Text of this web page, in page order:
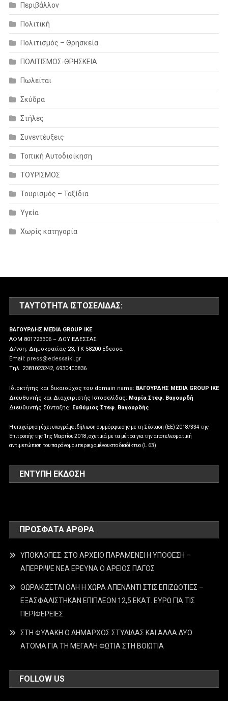
Περιβάλλον
Πολιτική
Πολιτισμός – Θρησκεία
ΠΟΛΙΤΙΣΜΟΣ-ΘΡΗΣΚΕΙΑ
Πωλείται
Σκύδρα
Στήλες
Συνεντέυξεις
Τοπική Αυτοδιοίκηση
ΤΟΥΡΙΣΜΟΣ
Τουρισμός – Ταξίδια
Υγεία
Χωρίς κατηγορία
ΤΑΥΤΌΤΗΤΑ ΙΣΤΟΣΕΛΊΔΑΣ:
ΒΑΓΟΥΡΔΗΣ MEDIA GROUP IKE
ΑΦΜ 801723306 – ΔΟΥ ΕΔΕΣΣΑΣ
Δ/νση: Δημοκρατίας 23, ΤΚ 58200 Εδεσσα
Email: press@edessaiki.gr
Tηλ. 2381023242, 6930400836
Ιδιοκτήτης και δικαιούχος του domain name: ΒΑΓΟΥΡΔΗΣ MEDIA GROUP IKE
Διευθυντής και Διαχειριστής Ιστοσελίδας: Μαρία Στεφ. Βαγουρδή
Διευθυντής Σύνταξης: Ευθύμιος Στεφ. Βαγουρδής
Η επιχείρηση έχει υπογράψει δήλωση συμμόρφωσης με τη Σύσταση (ΕΕ) 2018/334 της
Επιτροπής της 1ης Μαρτίου 2018, σχετικά με τα μέτρα για την αποτελεσματική
αντιμετώπιση του παράνομου περιεχομένου στο διαδίκτυο (L 63)
ΕΝΤΥΠΗ ΕΚΔΟΣΗ
ΠΡΌΣΦΑΤΑ ΆΡΘΡΑ
ΥΠΟΚΛΟΠΕΣ: ΣΤΟ ΑΡΧΕΙΟ ΠΑΡΑΜΕΝΕΙ Η ΥΠΟΘΕΣΗ –
ΑΠΕΡΡΙΨΕ ΝΕΑ ΕΡΕΥΝΑ Ο ΑΡΕΙΟΣ ΠΑΓΟΣ
ΘΩΡΑΚΙΖΕΤΑΙ ΟΛΗ Η ΧΩΡΑ ΑΠΕΝΑΝΤΙ ΣΤΙΣ ΕΠΙΖΩΟΤΙΕΣ –
ΕΞΑΣΦΑΛΙΣΤΗΚΑΝ ΕΠΙΠΛΕΟΝ 12,5 ΕΚΑΤ. ΕΥΡΩ ΓΙΑ ΤΙΣ
ΠΕΡΙΦΕΡΕΙΕΣ
ΣΤΗ ΦΥΛΑΚΗ Ο ΔΗΜΑΡΧΟΣ ΣΤΥΛΙΔΑΣ ΚΑΙ ΑΛΛΑ ΔΥΟ
ΑΤΟΜΑ ΓΙΑ ΤΗ ΜΕΓΑΛΗ ΦΩΤΙΑ ΣΤΗ ΒΟΙΩΤΙΑ
FOLLOW US